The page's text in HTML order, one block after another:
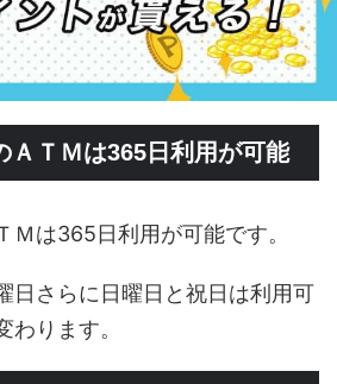
ＡＴＭは365日利用が可能
Ｍは365日利用が可能です。
日さらに日曜日と祝日は利用可
ります。